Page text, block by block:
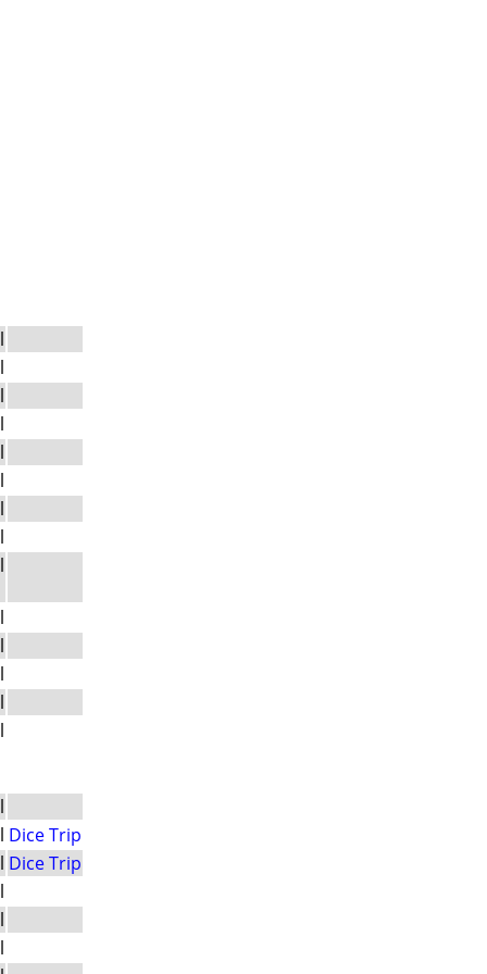
Dice Trip
Dice Trip